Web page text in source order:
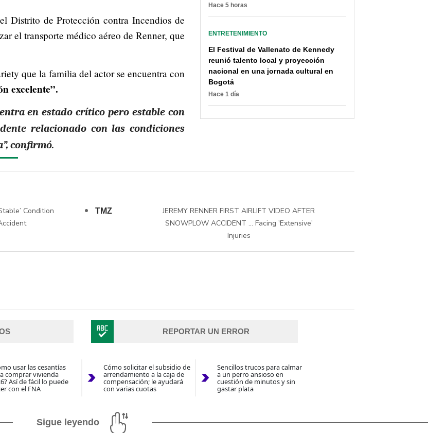
Distrito de Protección contra Incendios de
el transporte médico aéreo de Renner, que
que la familia del actor se encuentra con
excelente”.
en estado crítico pero estable con
relacionado con las condiciones
confirmó.
Hace 5 horas
ENTRETENIMIENTO
El Festival de Vallenato de Kennedy
reunió talento local y proyección
nacional en una jornada cultural en
Bogotá
Hace 1 día
Condition
TMZ
JEREMY RENNER FIRST AIRLIFT VIDEO AFTER
SNOWPLOW ACCIDENT ... Facing 'Extensive'
Injuries
REPORTAR UN ERROR
usar las cesantías
comprar vivienda
Así de fácil lo puede
con el FNA
Cómo solicitar el subsidio de
arrendamiento a la caja de
compensación; le ayudará
con varias cuotas
Sencillos trucos para calmar
a un perro ansioso en
cuestión de minutos y sin
gastar plata
Sigue leyendo